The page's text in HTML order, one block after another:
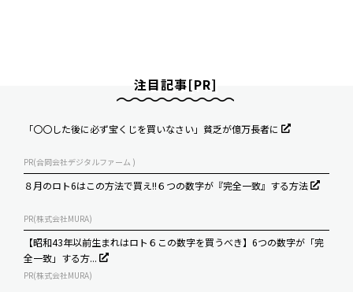
注目記事[PR]
「〇〇した後に必ず宝くじを買いなさい」貧乏が億万長者に
PR(合同会社デジタルファーム )
８月のロト6はこの方法で買え!!６つの数字が『完全一致』する方法
PR(株式会社MURA)
【昭和43年以前生まれはロト６この数字を買うべき】6つの数字が「完
全一致」する方...
PR(株式会社MURA)